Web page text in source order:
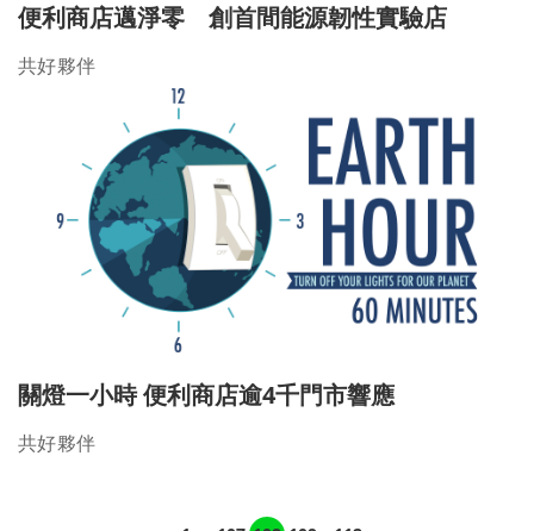
便利商店邁淨零 創首間能源韌性實驗店
共好夥伴
關燈一小時 便利商店逾4千門市響應
共好夥伴